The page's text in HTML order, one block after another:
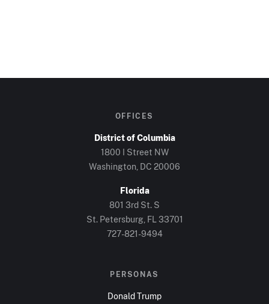
OFFICES
District of Columbia
1800 I Street NW
Washington, DC 20006
Florida
801 3rd St. S
St. Petersburg, FL 33701
727-821-9494
PERSONAS
Donald Trump